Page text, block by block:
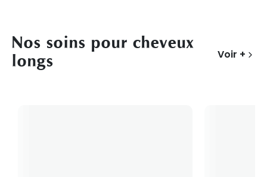
Nos soins pour cheveux
longs
Voir +